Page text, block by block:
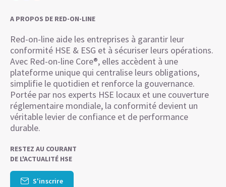
A PROPOS DE RED-ON-LINE
Red-on-line aide les entreprises à garantir leur
conformité HSE & ESG et à sécuriser leurs opérations.
Avec Red-on-line Core®, elles accèdent à une
plateforme unique qui centralise leurs obligations,
simplifie le quotidien et renforce la gouvernance.
Portée par nos experts HSE locaux et une couverture
réglementaire mondiale, la conformité devient un
véritable levier de confiance et de performance
durable.
RESTEZ AU COURANT
DE L'ACTUALITÉ HSE
S'inscrire